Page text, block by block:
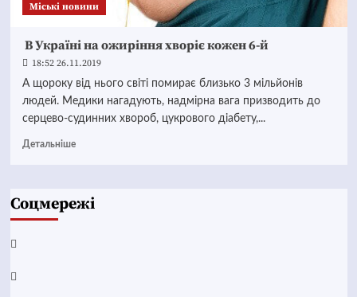
Mіські новини
В Україні на ожиріння хворіє кожен 6-й
18:52 26.11.2019
А щороку від нього світі помирає близько 3 мільйонів
людей. Медики нагадують, надмірна вага призводить до
серцево-судинних хвороб, цукрового діабету,...
Детальніше
Соцмережі
Facebook
YouTube